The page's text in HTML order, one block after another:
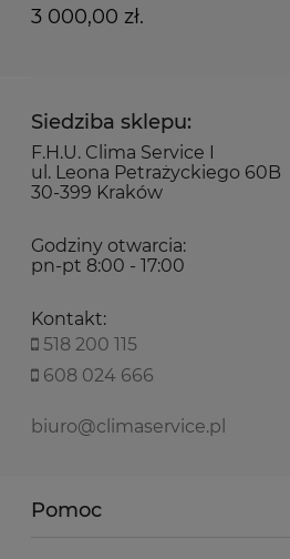
3 000,00 zł.
Siedziba sklepu:
F.H.U. Clima Service I
ul. Leona Petrażyckiego 60B
30-399 Kraków
Godziny otwarcia:
pn-pt 8:00 - 17:00
Kontakt:
518 200 115
608 024 666
biuro@climaservice.pl
Pomoc